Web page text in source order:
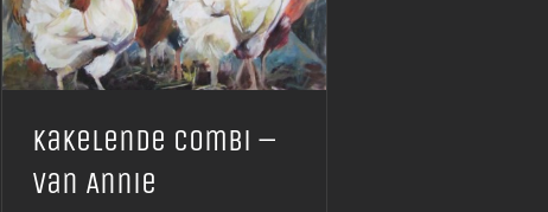
Kakelende Combi –
van Annie